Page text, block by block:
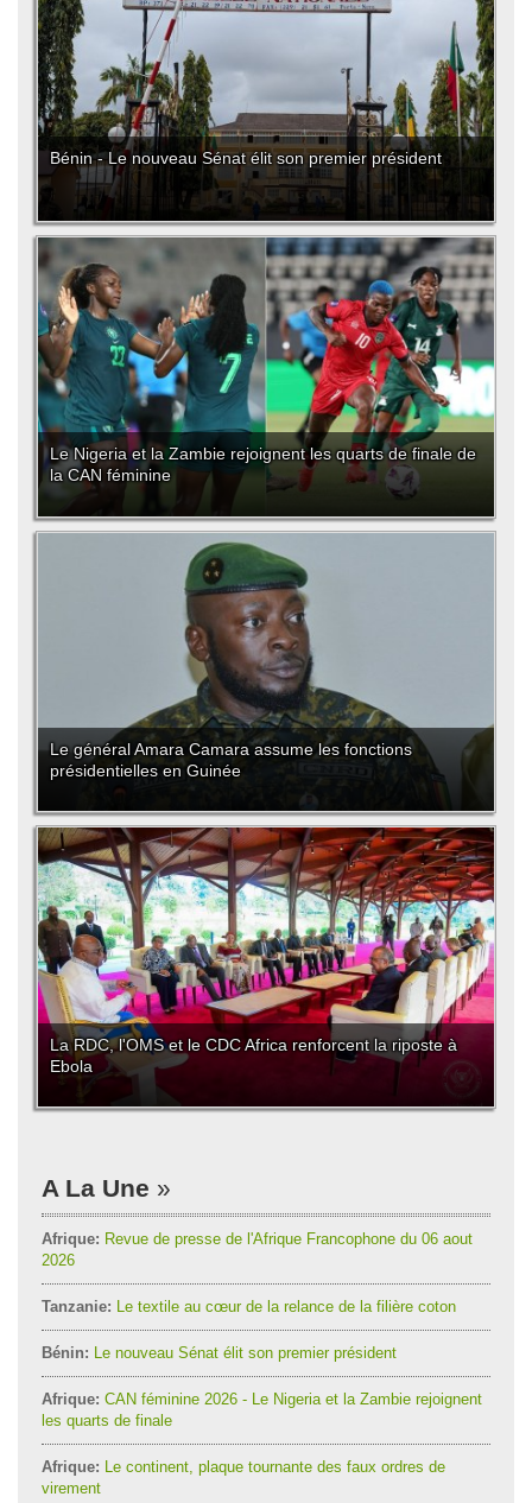
Bénin - Le nouveau Sénat élit son premier président
Le Nigeria et la Zambie rejoignent les quarts de finale de
la CAN féminine
Le général Amara Camara assume les fonctions
présidentielles en Guinée
La RDC, l'OMS et le CDC Africa renforcent la riposte à
Ebola
A La Une
Afrique: Revue de presse de l'Afrique Francophone du 06 aout
2026
Tanzanie: Le textile au cœur de la relance de la filière coton
Bénin: Le nouveau Sénat élit son premier président
Afrique: CAN féminine 2026 - Le Nigeria et la Zambie rejoignent
les quarts de finale
Afrique: Le continent, plaque tournante des faux ordres de
virement